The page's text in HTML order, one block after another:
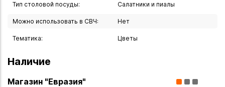
Тип столовой посуды: Салатники и пиалы
Можно использовать в СВЧ: Нет
Тематика: Цветы
Наличие
Магазин "Евразия"